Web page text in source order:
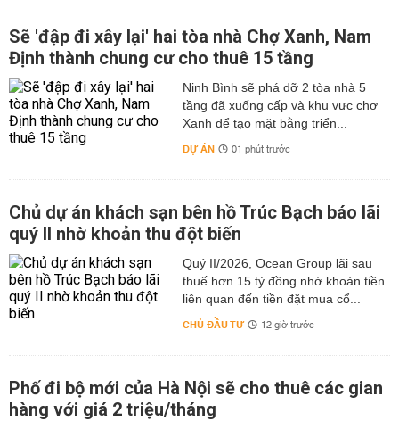
Sẽ 'đập đi xây lại' hai tòa nhà Chợ Xanh, Nam
Định thành chung cư cho thuê 15 tầng
Ninh Bình sẽ phá dỡ 2 tòa nhà 5
tầng đã xuống cấp và khu vực chợ
Xanh để tạo mặt bằng triển...
DỰ ÁN 01 phút trước
Chủ dự án khách sạn bên hồ Trúc Bạch báo lãi
quý II nhờ khoản thu đột biến
Quý II/2026, Ocean Group lãi sau
thuế hơn 15 tỷ đồng nhờ khoản tiền
liên quan đến tiền đặt mua cổ...
CHỦ ĐẦU TƯ 12 giờ trước
Phố đi bộ mới của Hà Nội sẽ cho thuê các gian
hàng với giá 2 triệu/tháng